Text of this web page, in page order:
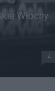
Włochy
4